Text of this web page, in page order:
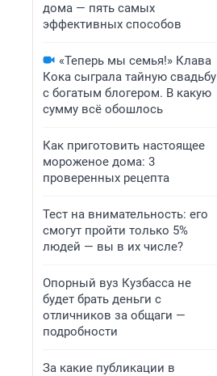
дома — пять самых
эффективных способов
«Теперь мы семья!» Клава
Кока сыграла тайную свадьбу
с богатым блогером. В какую
сумму всё обошлось
Как приготовить настоящее
мороженое дома: 3
проверенных рецепта
Тест на внимательность: его
смогут пройти только 5%
людей — вы в их числе?
Опорный вуз Кузбасса не
будет брать деньги с
отличников за общаги —
подробности
За какие публикации в